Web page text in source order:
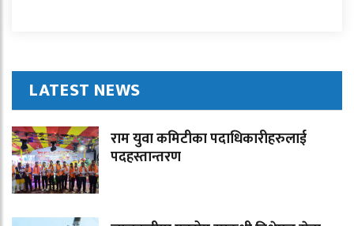
LATEST NEWS
राम युवा कमिटीका पदाधिकारीहरुलाई
पदहस्तान्तरण